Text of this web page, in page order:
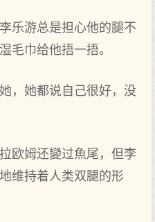
乐游总是担心他的腿不‌
毛巾给他捂一捂。
，她都说自己很好，没
欧姆还變过魚尾，但李
维持着人类双腿的形